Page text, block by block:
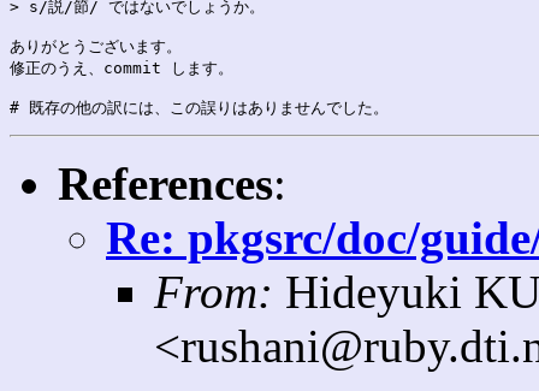
> s/説/節/ ではないでしょうか。
ありがとうございます。
修正のうえ、commit します。
References:
Re: pkgsrc/doc/
From: Hideyuki